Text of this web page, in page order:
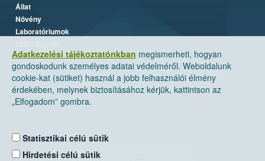
Adatkezelési tájékoztatónkban megismerheti, hogyan
gondoskodunk személyes adatai védelméről. Weboldalunk
cookie-kat (sütiket) használ a jobb felhasználói élmény
érdekében, melynek biztosításához kérjük, kattintson az
„Elfogadom” gombra.
Statisztikai célú sütik
Hirdetési célú sütik
Állat
Növény
Laboratóriumok
Nemzeti Élelmiszerlánc-biztonsági Hivatal